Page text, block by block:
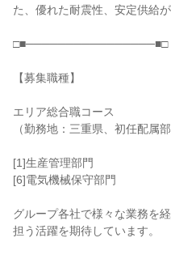
た、優れた耐震性、安定供給
□■────────────────■□
【募集職種】
エリア総合職コース
（勤務地：三重県、初任配属
[1]生産管理部門
[6]電気機械保守部門
グループ各社で様々な業務を
担う活躍を期待しています。